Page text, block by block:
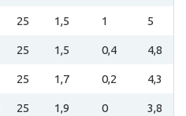
25 1,5 1 5
25 1,5 0,4 4,8
25 1,7 0,2 4,3
25 1,9 0 3,8